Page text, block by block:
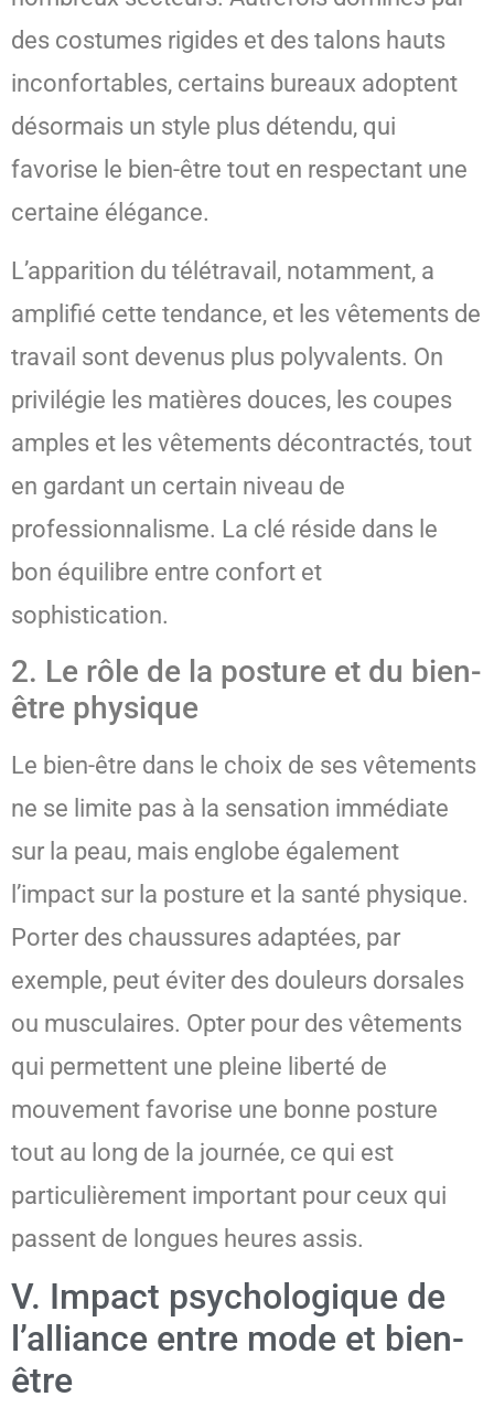
des costumes rigides et des talons hauts
inconfortables, certains bureaux adoptent
désormais un style plus détendu, qui
favorise le bien-être tout en respectant une
certaine élégance.
L’apparition du télétravail, notamment, a
amplifié cette tendance, et les vêtements de
travail sont devenus plus polyvalents. On
privilégie les matières douces, les coupes
amples et les vêtements décontractés, tout
en gardant un certain niveau de
professionnalisme. La clé réside dans le
bon équilibre entre confort et
sophistication.
2. Le rôle de la posture et du bien-
être physique
Le bien-être dans le choix de ses vêtements
ne se limite pas à la sensation immédiate
sur la peau, mais englobe également
l’impact sur la posture et la santé physique.
Porter des chaussures adaptées, par
exemple, peut éviter des douleurs dorsales
ou musculaires. Opter pour des vêtements
qui permettent une pleine liberté de
mouvement favorise une bonne posture
tout au long de la journée, ce qui est
particulièrement important pour ceux qui
passent de longues heures assis.
V. Impact psychologique de
l’alliance entre mode et bien-
être